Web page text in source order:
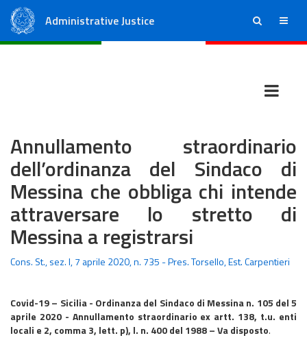
Administrative Justice ricerca menu
Annullamento straordinario
dell’ordinanza del Sindaco di
Messina che obbliga chi intende
attraversare lo stretto di
Messina a registrarsi
Cons. St., sez. I, 7 aprile 2020, n. 735 - Pres. Torsello, Est. Carpentieri
Covid-19 – Sicilia - Ordinanza del Sindaco di Messina n. 105 del 5
aprile 2020 - Annullamento straordinario ex artt. 138, t.u. enti
locali e 2, comma 3, lett. p), l. n. 400 del 1988 – Va disposto.